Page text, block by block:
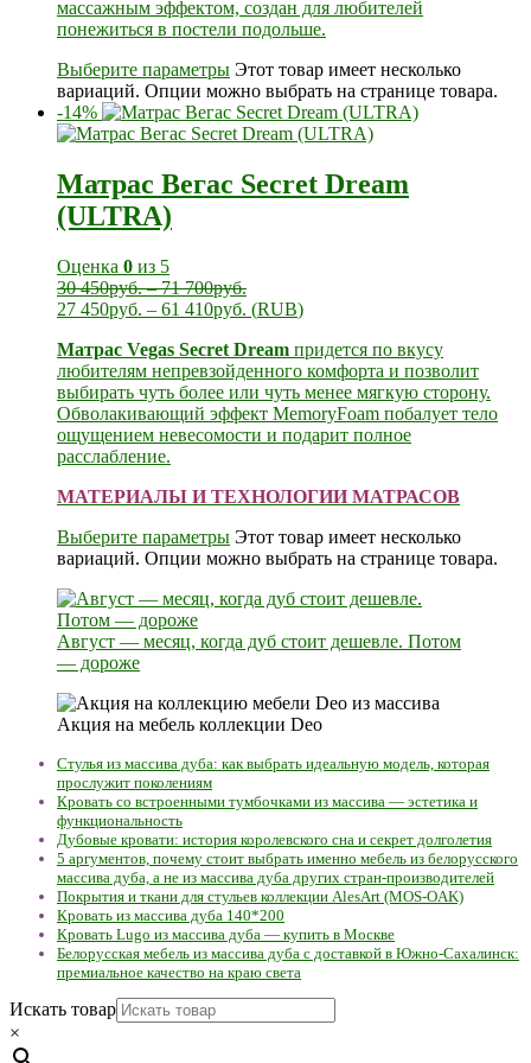
массажным эффектом, создан для любителей
понежиться в постели подольше.
Выберите параметры Этот товар имеет несколько
вариаций. Опции можно выбрать на странице товара.
-14%
Матрас Вегас Secret Dream
(ULTRA)
Оценка 0 из 5
30 450руб.–71 700руб.
27 450руб. – 61 410руб. (RUB)
Матрас Vegas Secret Dream придется по вкусу
любителям непревзойденного комфорта и позволит
выбирать чуть более или чуть менее мягкую сторону.
Обволакивающий эффект MemoryFoam побалует тело
ощущением невесомости и подарит полное
расслабление.
МАТЕРИАЛЫ И ТЕХНОЛОГИИ МАТРАСОВ
Выберите параметры Этот товар имеет несколько
вариаций. Опции можно выбрать на странице товара.
Август — месяц, когда дуб стоит дешевле. Потом
— дороже
Акция на мебель коллекции Deo
Стулья из массива дуба: как выбрать идеальную модель, которая
прослужит поколениям
Кровать со встроенными тумбочками из массива — эстетика и
функциональность
Дубовые кровати: история королевского сна и секрет долголетия
5 аргументов, почему стоит выбрать именно мебель из белорусского
массива дуба, а не из массива дуба других стран-производителей
Покрытия и ткани для стульев коллекции AlesArt (MOS-OAK)
Кровать из массива дуба 140*200
Кровать Lugo из массива дуба — купить в Москве
Белорусская мебель из массива дуба с доставкой в Южно-Сахалинск:
премиальное качество на краю света
Искать товар
×